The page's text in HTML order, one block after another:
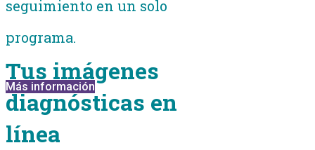
seguimiento en un solo
programa.
Más información
Tus imágenes
diagnósticas en
línea